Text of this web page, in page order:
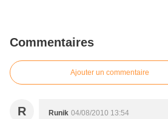
Commentaires
Ajouter un commentaire
R Runik 04/08/2010 13:54